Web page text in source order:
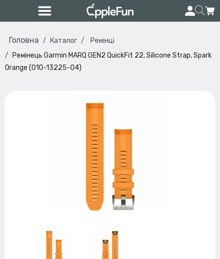
Головна Каталог
Ремінці
Ремінець Garmin MARQ GEN2 QuickFit 22, Silicone Strap, Spark
Orange (010-13225-04)